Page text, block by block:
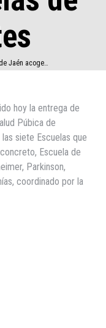
Jaén acoge…
hoy la entrega de
Púbica de
siete Escuelas que
Escuela de
Parkinson,
coordinado por la